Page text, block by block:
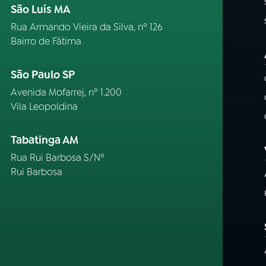
São Luís MA
Rua Armando Vieira da Silva, nº 126
Bairro de Fátima
São Paulo SP
Avenida Mofarrej, nº 1.200
Vila Leopoldina
Tabatinga AM
Rua Rui Barbosa S/Nº
Rui Barbosa